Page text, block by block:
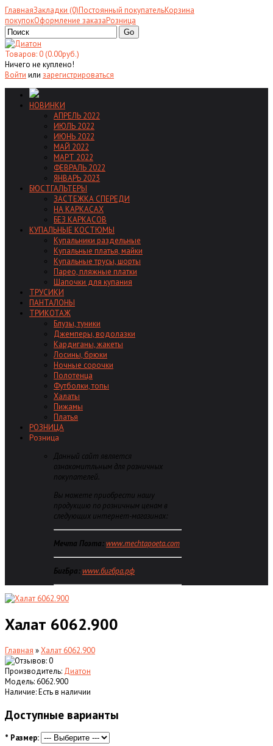
ГлавнаяЗакладки (0)Постоянный покупательКорзина
покупокОформление заказаРозница
Go
Товаров: 0 (0.00руб.)
Ничего не куплено!
Войти или зарегистрироваться
НОВИНКИ
АПРЕЛЬ 2022
ИЮЛЬ 2022
ИЮНЬ 2022
МАЙ 2022
МАРТ 2022
ФЕВРАЛЬ 2022
ЯНВАРЬ 2023
БЮСТГАЛЬТЕРЫ
ЗАСТЕЖКА СПЕРЕДИ
НА КАРКАСАХ
БЕЗ КАРКАСОВ
КУПАЛЬНЫЕ КОСТЮМЫ
Купальники раздельные
Купальные платья, майки
Купальные трусы, шорты
Парео, пляжные платки
Шапочки для купания
ТРУСИКИ
ПАНТАЛОНЫ
ТРИКОТАЖ
Блузы, туники
Джемперы, водолазки
Кардиганы, жакеты
Лосины, брюки
Ночные сорочки
Полотенца
Футболки, топы
Халаты
Пижамы
Платья
РОЗНИЦА
Розница
Данный сайт является
ознакомитльным для розничных
покупателей.
Вы можете приобрести нашу
продукцию по розничным ценам в
следующих интернет-магазинах:
Мечта Поэта:www.mechtapoeta.com
БигБра:www.бигбра.рф
Халат 6062.900
Главная »Халат 6062.900
Производитель: Диатон
Модель:6062.900
Наличие:Есть в наличии
Доступные варианты
* Размер: